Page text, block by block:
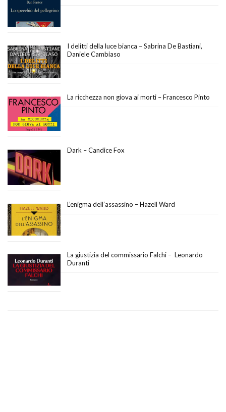
I delitti della luce bianca – Sabrina De Bastiani,
Daniele Cambiaso
La ricchezza non giova ai morti – Francesco Pinto
Dark – Candice Fox
L’enigma dell’assassino – Hazell Ward
La giustizia del commissario Falchi – Leonardo
Duranti